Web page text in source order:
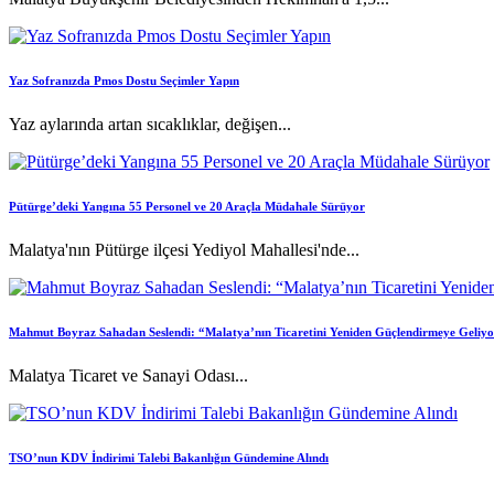
Yaz Sofranızda Pmos Dostu Seçimler Yapın
Yaz aylarında artan sıcaklıklar, değişen...
Pütürge’deki Yangına 55 Personel ve 20 Araçla Müdahale Sürüyor
Malatya'nın Pütürge ilçesi Yediyol Mahallesi'nde...
Mahmut Boyraz Sahadan Seslendi: “Malatya’nın Ticaretini Yeniden Güçlendirmeye
Malatya Ticaret ve Sanayi Odası...
TSO’nun KDV İndirimi Talebi Bakanlığın Gündemine Alındı